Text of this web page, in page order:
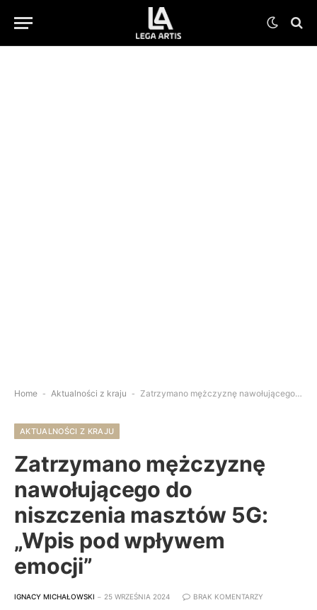
Home - Aktualności z kraju - Zatrzymano mężczyznę nawołującego do niszczenia masztów 5G: „Wpis pod wpływem emocji”
AKTUALNOŚCI Z KRAJU
Zatrzymano mężczyznę
nawołującego do
niszczenia masztów 5G:
„Wpis pod wpływem
emocji”
IGNACY MICHAŁOWSKI 25 WRZEŚNIA 2024 BRAK KOMENTARZY